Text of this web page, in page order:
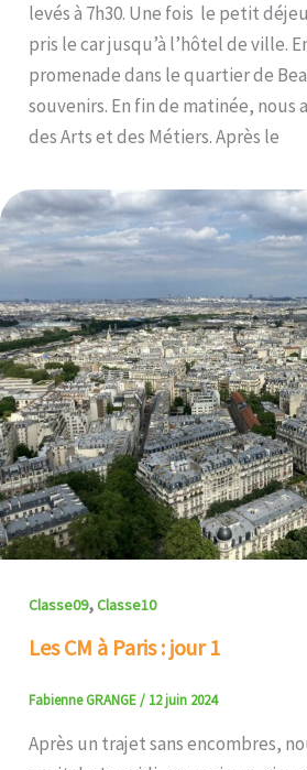
levés à 7h30. Une fois le petit
pris le car jusqu’à l’hôtel de ville.
promenade dans le quartier de
souvenirs. En fin de matinée, nous
des Arts et des Métiers. Après le
Classe09,Classe10
Les CM à Paris : jour 1
Fabienne GRANGE/ 12 juin 2024
Après un trajet sans encombres,